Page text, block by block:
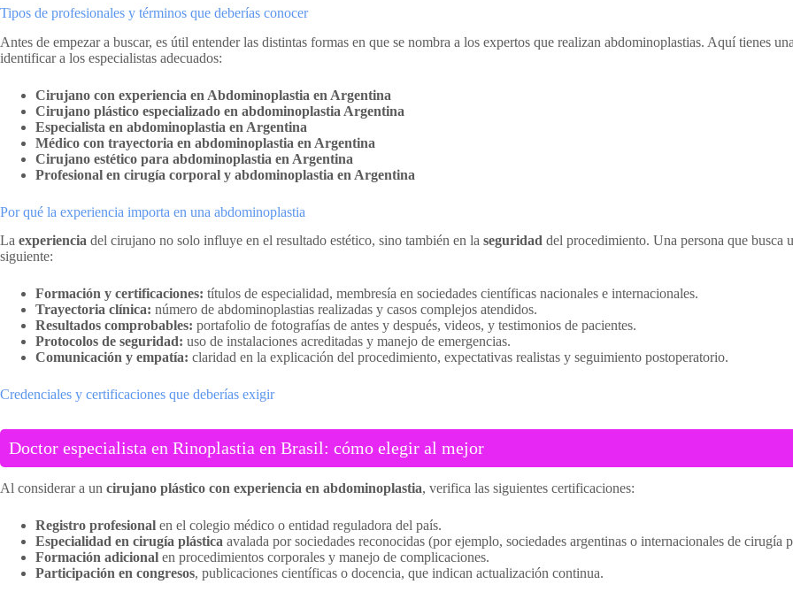
Tipos de profesionales y términos que deberías conocer
Antes de empezar a buscar, es útil entender las distintas formas en que se nombra a los expertos que realizan abdominoplastias. Aquí tienes
identificar a los especialistas adecuados:
Cirujano con experiencia en Abdominoplastia en Argentina
Cirujano plástico especializado en abdominoplastia Argentina
Especialista en abdominoplastia en Argentina
Médico con trayectoria en abdominoplastia en Argentina
Cirujano estético para abdominoplastia en Argentina
Profesional en cirugía corporal y abdominoplastia en Argentina
Por qué la experiencia importa en una abdominoplastia
La experiencia del cirujano no solo influye en el resultado estético, sino también en la seguridad del procedimiento. Una persona que busca
siguiente:
Formación y certificaciones: títulos de especialidad, membresía en sociedades científicas nacionales e internacionales.
Trayectoria clínica: número de abdominoplastias realizadas y casos complejos atendidos.
Resultados comprobables: portafolio de fotografías de antes y después, videos, y testimonios de pacientes.
Protocolos de seguridad: uso de instalaciones acreditadas y manejo de emergencias.
Comunicación y empatía: claridad en la explicación del procedimiento, expectativas realistas y seguimiento postoperatorio.
Credenciales y certificaciones que deberías exigir
Doctor especialista en Rinoplastia en Brasil: cómo elegir al mejor
Al considerar a un cirujano plástico con experiencia en abdominoplastia, verifica las siguientes certificaciones:
Registro profesional en el colegio médico o entidad reguladora del país.
Especialidad en cirugía plástica avalada por sociedades reconocidas (por ejemplo, sociedades argentinas o internacionales de cirugía
Formación adicional en procedimientos corporales y manejo de complicaciones.
Participación en congresos, publicaciones científicas o docencia, que indican actualización continua.